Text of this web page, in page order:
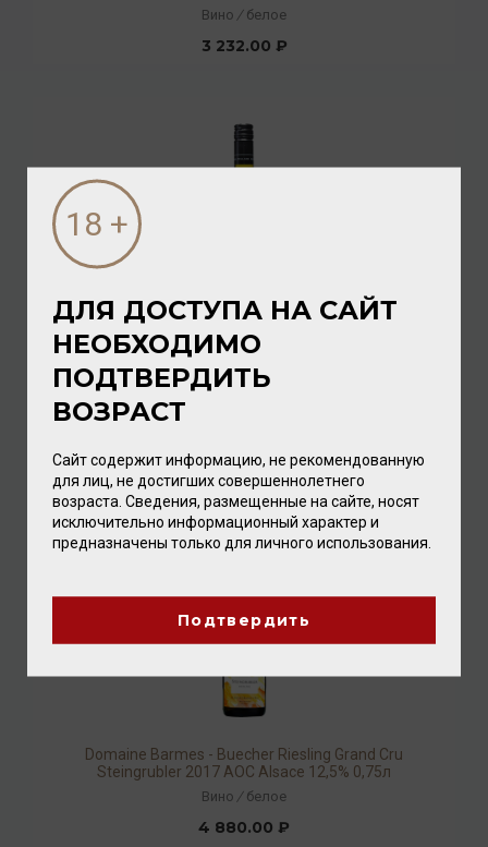
Вино / белое
3 232.00 ₽
Coopers Creek Pinot Gris Kumeu 2017 13,5% 0,75л
Domaine Barmes - Buecher Riesling Grand Cru
Steingrubler 2017 AOC Alsace 12,5% 0,75л
Вино / белое
4 880.00 ₽
ДЛЯ ДОСТУПА НА САЙТ
НЕОБХОДИМО
ПОДТВЕРДИТЬ
ВОЗРАСТ
Сайт содержит информацию, не рекомендованную
для лиц, не достигших совершеннолетнего
возраста. Сведения, размещенные на сайте, носят
исключительно информационный характер и
предназначены только для личного использования.
Подтвердить